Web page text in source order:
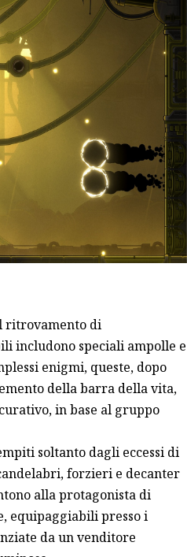
ritrovamento di
includono speciali ampolle e
enigmi, queste, dopo
della barra della vita,
in base al gruppo
soltanto dagli eccessi di
forzieri e decanter
alla protagonista di
equipaggiabili presso i
da un venditore